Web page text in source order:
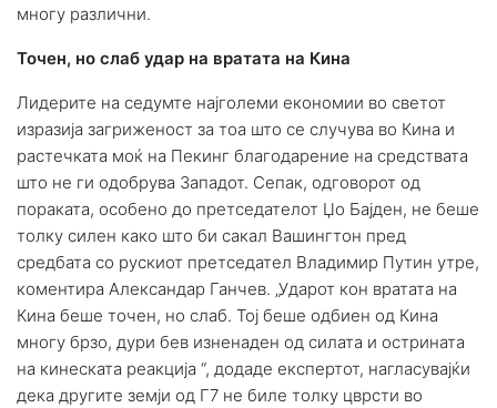
многу различни.
Точен, но слаб удар на вратата на Кина
Лидерите на седумте најголеми економии во светот
изразија загриженост за тоа што се случува во Кина и
растечката моќ на Пекинг благодарение на средствата
што не ги одобрува Западот. Сепак, одговорот од
пораката, особено до претседателот Џо Бајден, не беше
толку силен како што би сакал Вашингтон пред
средбата со рускиот претседател Владимир Путин утре,
коментира Александар Ганчев. „Ударот кон вратата на
Кина беше точен, но слаб. Тој беше одбиен од Кина
многу брзо, дури бев изненаден од силата и острината
на кинеската реакција “, додаде експертот, нагласувајќи
дека другите земји од Г7 не биле толку цврсти во